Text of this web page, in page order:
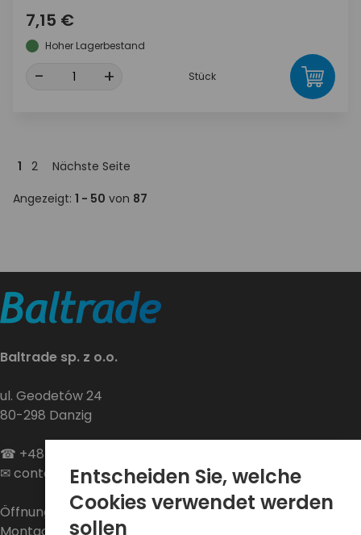
7,15 €
Hoher Lagerbestand
- + Stück
Angezeigt: 1 - 50 von 87
1 2 Nächste Seite
Baltrade sp. z o.o.
ul. Geodetów 24
80-298 Danzig
☎ +48 58 552 20 20
✉contact@baltrade.eu
Öffnungszeiten:
Entscheiden Sie, welche
Cookies verwendet werden
sollen